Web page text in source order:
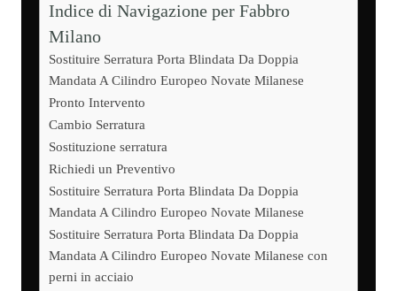
Indice di Navigazione per Fabbro
Milano
Sostituire Serratura Porta Blindata Da Doppia
Mandata A Cilindro Europeo Novate Milanese
Pronto Intervento
Cambio Serratura
Sostituzione serratura
Richiedi un Preventivo
Sostituire Serratura Porta Blindata Da Doppia
Mandata A Cilindro Europeo Novate Milanese
Sostituire Serratura Porta Blindata Da Doppia
Mandata A Cilindro Europeo Novate Milanese con
perni in acciaio